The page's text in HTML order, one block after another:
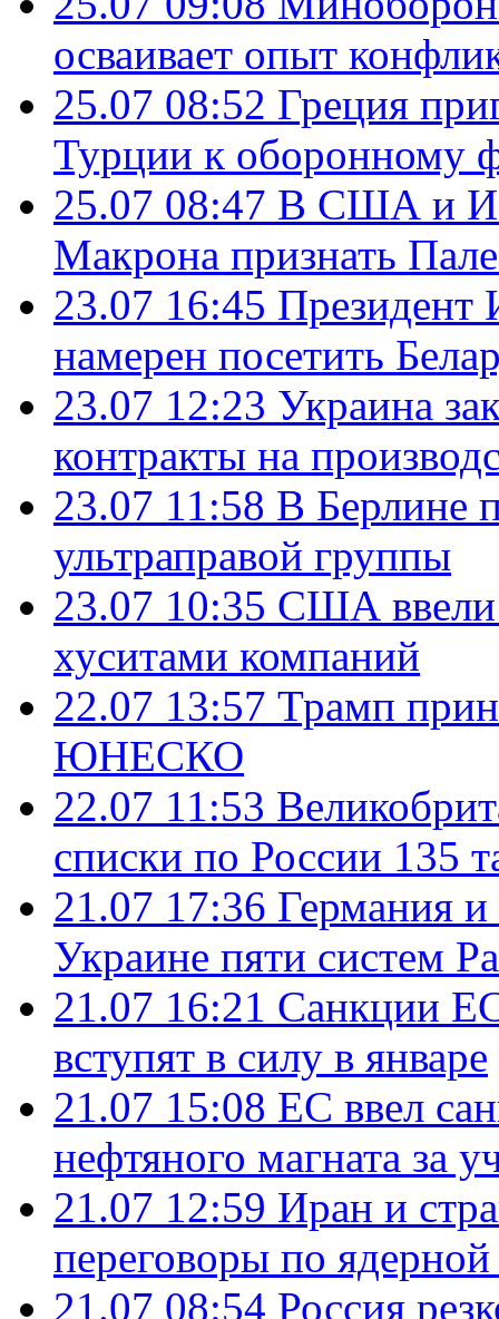
осваивает опыт
25.07 08:52 Греция
Турции к оборонному
25.07 08:47 В США и
Макрона признать
23.07 16:45 Президент
намерен посетить
23.07 12:23 Украина
контракты на
23.07 11:58 В Берлине
ультраправой группы
23.07 10:35 США ввели
хуситами компаний
22.07 13:57 Трамп
ЮНЕСКО
22.07 11:53
списки по России 135
21.07 17:36 Германия
Украине пяти систем
21.07 16:21 Санкции
вступят в силу в январе
21.07 15:08 ЕС ввел
нефтяного магната за
21.07 12:59 Иран и
переговоры по
21.07 08:54 Россия